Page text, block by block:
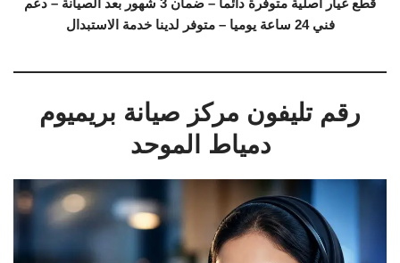
قطع غيار اصلية متوفرة دائما – ضمان 3 شهور بعد الصيانة – دعم
فني 24 ساعة يوميا – متوفر لدينا خدمة الاستبدال
رقم تليفون مركز صيانة بريميوم
دمياط الموحد